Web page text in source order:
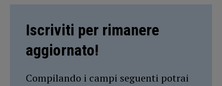
Iscriviti per rimanere
aggiornato!
Compilando i campi seguenti potrai